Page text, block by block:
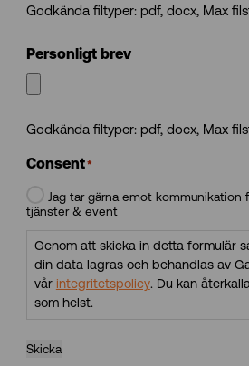
Godkända filtyper: pdf, docx, Max
Personligt brev
Godkända filtyper: pdf, docx, Max
Consent*
Jag tar gärna emot kommunikation
tjänster & event
Genom att skicka in detta formulär
din data lagras och behandlas av
vår integritetspolicy. Du kan
som helst.
Skicka